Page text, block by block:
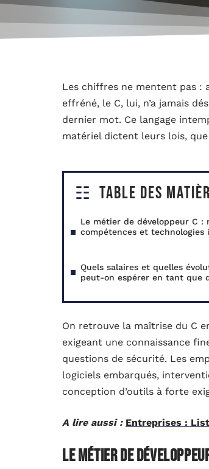
Les chiffres ne mentent pas :
effréné, le C, lui, n’a jamais
dernier mot. Ce langage
matériel dictent leurs lois,
Table des
Le métier de développeur C :
compétences et technologies
Quels salaires et quelles
peut-on espérer en tant que
On retrouve la maîtrise du C
exigeant une connaissance
questions de sécurité. Les
logiciels embarqués,
conception d’outils à forte
A lire aussi : Entreprises :
Le métier de